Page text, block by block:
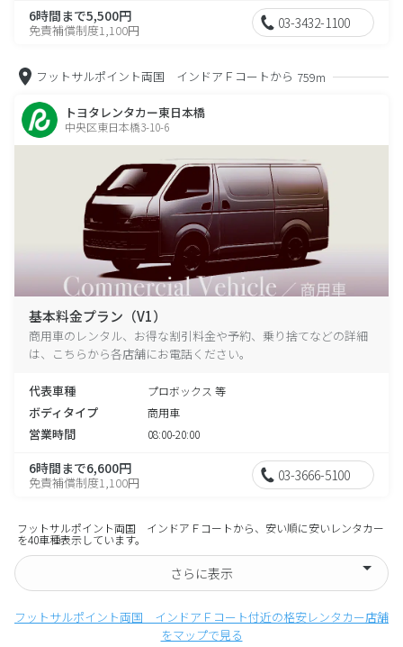
6時間まで5,500円
免責補償制度1,100円 03-3432-1100
フットサルポイント両国 インドアＦコートから 759m
トヨタレンタカー東日本橋
中央区東日本橋3-10-6
基本料金プラン（V1）
商用車のレンタル、お得な割引料金や予約、乗り捨てなどの詳細
は、こちらから各店舗にお電話ください。
代表車種 プロボックス 等
ボディタイプ 商用車
営業時間 08:00-20:00
6時間まで6,600円
免責補償制度1,100円 03-3666-5100
フットサルポイント両国 インドアＦコートから、安い順に安いレンタカー
を40車種表示しています。
さらに表示
フットサルポイント両国 インドアＦコート付近の格安レンタカー店舗
をマップで見る